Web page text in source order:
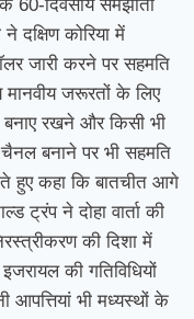
60-दिवसीय समझौता
दक्षिण कोरिया में
जारी करने पर सहमति
जरूरतों के लिए
बनाए रखने और किसी भी
बनाने पर भी सहमति
हुए कहा कि बातचीत आगे
ट्रंप ने दोहा वार्ता की
की दिशा में
की गतिविधियों
आपत्तियां भी मध्यस्थों के